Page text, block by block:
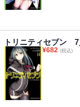
トリニティセブン
¥682 (税込)